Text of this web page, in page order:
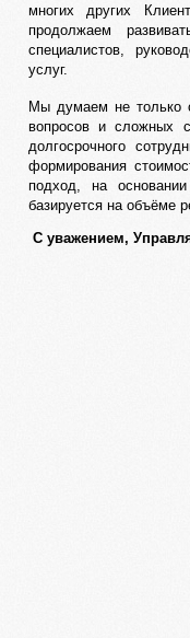
многих других
продолжаем
специалистов,
услуг.
Мы думаем не только
вопросов и сложных
долгосрочного
формирования
подход, на
базируется на объёме
С уважением,